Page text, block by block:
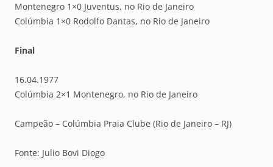
Montenegro 1×0 Juventus, no Rio de Janeiro
Colúmbia 1×0 Rodolfo Dantas, no Rio de Janeiro
Final
16.04.1977
Colúmbia 2×1 Montenegro, no Rio de Janeiro
Campeão – Colúmbia Praia Clube (Rio de Janeiro – RJ)
Fonte: Julio Bovi Diogo